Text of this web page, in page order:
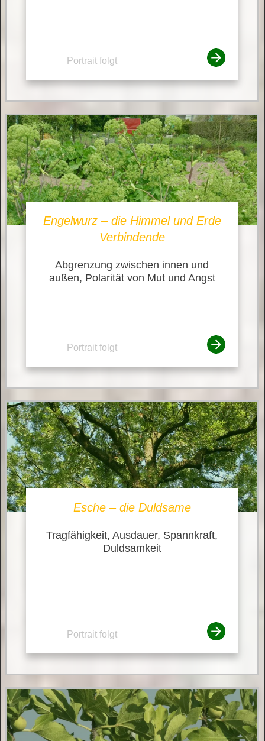
Portrait folgt
Engelwurz – die Himmel und Erde
Verbindende
Abgrenzung zwischen innen und
außen, Polarität von Mut und Angst
Portrait folgt
Esche – die Duldsame
Tragfähigkeit, Ausdauer, Spannkraft,
Duldsamkeit
Portrait folgt